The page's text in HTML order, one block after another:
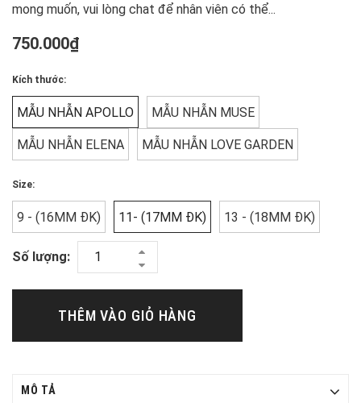
mong muốn, vui lòng chat để nhân viên có thể...
750.000₫
Kích thước:
MẪU NHẪN APOLLO MẪU NHẪN MUSE
MẪU NHẪN ELENA MẪU NHẪN LOVE GARDEN
Size:
9 - (16MM ĐK) 11- (17MM ĐK) 13 - (18MM ĐK)
Số lượng:
THÊM VÀO GIỎ HÀNG
MÔ TẢ